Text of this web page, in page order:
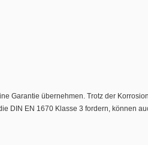
Garantie übernehmen. Trotz der
DIN EN 1670 Klasse 3 fordern, können